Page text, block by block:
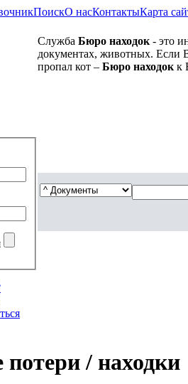
ПоискО насКонтактыКарта
Служба Бюро находок - это
документах, животных. Если
пропал кот – Бюро находок к
потери / находки